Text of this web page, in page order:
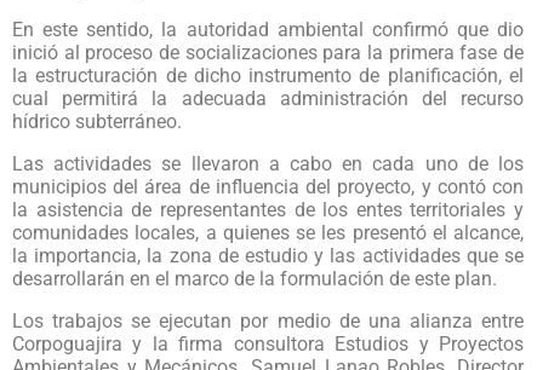
En este sentido, la autoridad ambiental confirmó que dio
inició al proceso de socializaciones para la primera fase de
la estructuración de dicho instrumento de planificación, el
cual permitirá la adecuada administración del recurso
hídrico subterráneo.
Las actividades se llevaron a cabo en cada uno de los
municipios del área de influencia del proyecto, y contó con
la asistencia de representantes de los entes territoriales y
comunidades locales, a quienes se les presentó el alcance,
la importancia, la zona de estudio y las actividades que se
desarrollarán en el marco de la formulación de este plan.
Los trabajos se ejecutan por medio de una alianza entre
Corpoguajira y la firma consultora Estudios y Proyectos